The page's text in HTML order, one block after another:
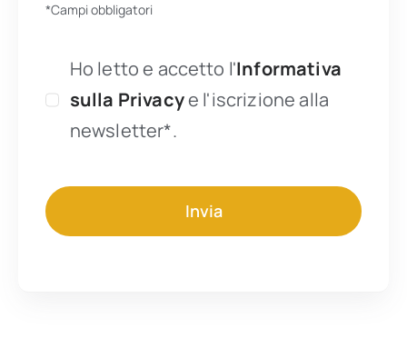
*Campi obbligatori
Ho letto e accetto l'Informativa
sulla Privacye l'iscrizione alla
newsletter*.
Invia